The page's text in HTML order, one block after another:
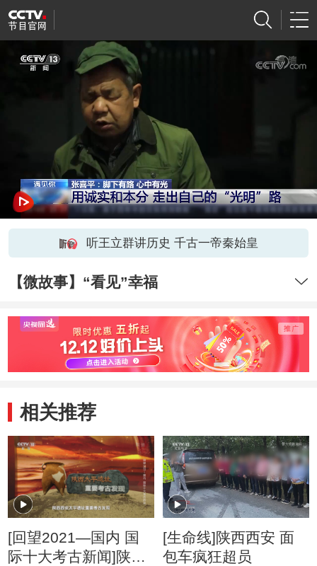
听王立群讲历史 千古一帝秦始皇
【微故事】“看见”幸福
相关推荐
[回望2021—国内 国
际十大考古新闻]陕西
[生命线]陕西西安 面
包车疯狂超员